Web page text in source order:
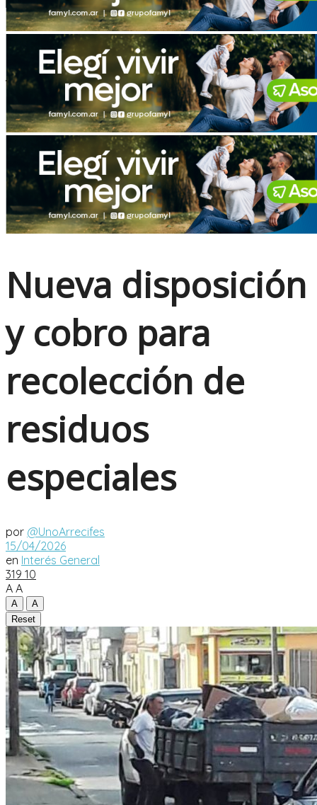
No Result
View All Result
Nueva disposición
y cobro para
recolección de
residuos
especiales
por @UnoArrecifes
15/04/2026
en Interés General
319 10
A A
A
A
Reset